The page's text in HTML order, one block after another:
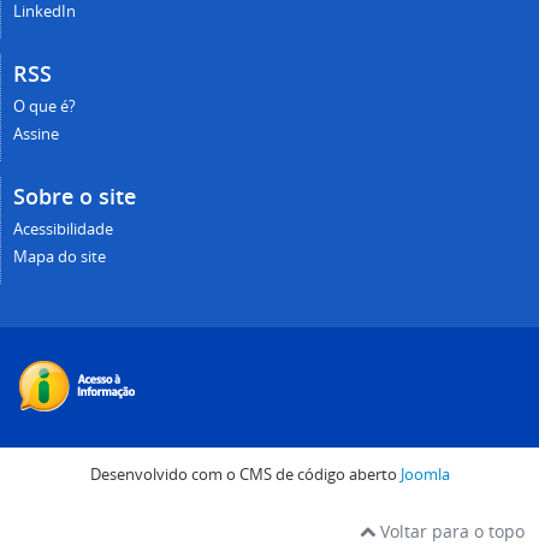
LinkedIn
RSS
O que é?
Assine
Sobre o site
Acessibilidade
Mapa do site
Desenvolvido com o CMS de código aberto Joomla
Voltar para o topo